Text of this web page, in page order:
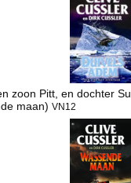
zoon Pitt, en dochter
maan)VN12